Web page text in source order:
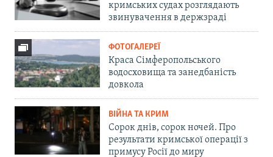
кримських судах розглядають
звинувачення в держзраді
ФОТОГАЛЕРЕЇ
Краса Сімферопольського
водосховища та занедбаність
довкола
ВІЙНА ТА КРИМ
Сорок днів, сорок ночей. Про
результати кримської операції з
примусу Росії до миру